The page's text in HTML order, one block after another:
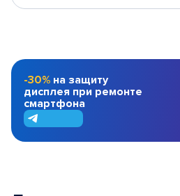
-30% на защиту
дисплея при ремонте
смартфона